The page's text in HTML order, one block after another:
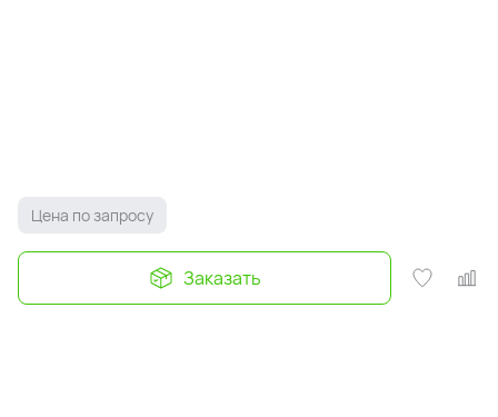
Цена по запросу
Заказать